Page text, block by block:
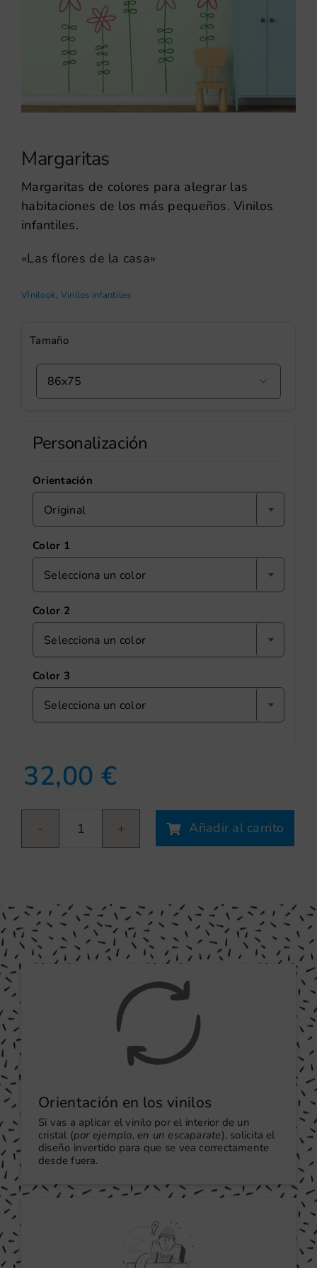
Margaritas
Margaritas de colores para alegrar las
habitaciones de los más pequeños. Vinilos
infantiles.
«Las flores de la casa»
Vinilook, Vinilos infantiles
Tamaño

Personalización
Orientación
Original
Color 1
Selecciona un color
Color 2
Selecciona un color
Color 3
Selecciona un color
32,00€
Margaritas
cantidad
Añadir al carrito
Orientación en los vinilos
Si vas a aplicar el vinilo por el interior de un
cristal (por ejemplo, en un escaparate), solicita el
diseño invertido para que se vea correctamente
desde fuera.